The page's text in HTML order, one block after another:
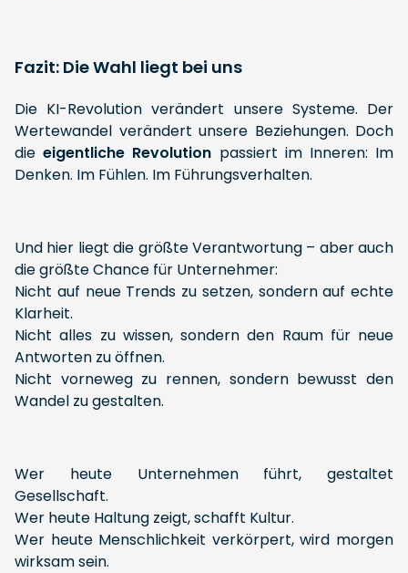
Fazit: Die Wahl liegt bei uns
Die KI-Revolution verändert unsere Systeme. Der
Wertewandel verändert unsere Beziehungen. Doch
dieeigentliche Revolution passiert im Inneren: Im
Denken. Im Fühlen. Im Führungsverhalten.
Und hier liegt die größte Verantwortung – aber auch
die größte Chance für Unternehmer:
Nicht auf neue Trends zu setzen, sondern auf echte
Klarheit.
Nicht alles zu wissen, sondern den Raum für neue
Antworten zu öffnen.
Nicht vorneweg zu rennen, sondern bewusst den
Wandel zu gestalten.
Wer heute Unternehmen führt, gestaltet
Gesellschaft.
Wer heute Haltung zeigt, schafft Kultur.
Wer heute Menschlichkeit verkörpert, wird morgen
wirksam sein.